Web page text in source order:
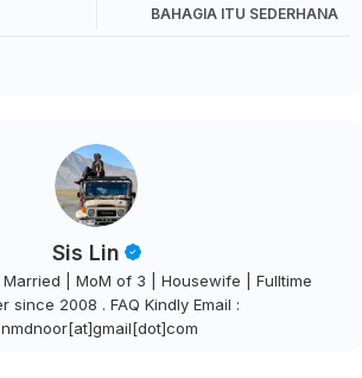
BAHAGIA ITU SEDERHANA
Sis Lin
Married | MoM of 3 | Housewife | Fulltime
since 2008 . FAQ Kindly Email :